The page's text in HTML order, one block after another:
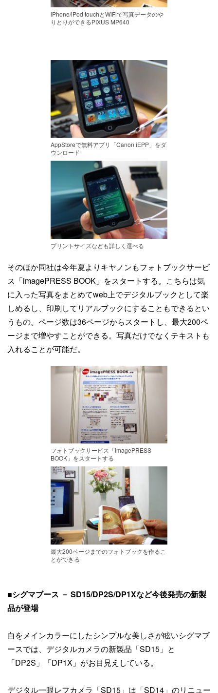
iPhone/iPod touchとWiFiで写真データのや
りとりができるPIXUS MP640
AppStoreで無料アプリ「Canon iEPP」をダ
ウンロード
プリントサイズなども詳しく選べる
そのほか同社は今年夏よりキヤノンもフォトブックサービ
ス「imagePRESS BOOK」をスタートする。こちらは気
に入った写真をまとめてweb上でデジタルブックとして楽
しめるし、印刷してリアルブックにすることもできるとい
うもの。ページ数は36ページからスタートし、最大200ペ
ージまで増やすことができる。写真だけでなくテキストも
入れることが可能だ。
フォトブックサービス「imagePRESS
BOOK」をスタートする
最大200ページまでのフォトブックを作るこ
とができる
■シグマブース － SD15/DP2S/DP1Xなど今後発売の新製
品が登場
白をメインカラーにしたシンプルな美しさが眩いシグマブ
ースでは、デジタルカメラの新製品「SD15」と
「DP2S」「DP1X」がお目見えしている。
デジタル一眼レフカメラ「SD15」は「SD14」のリニュー